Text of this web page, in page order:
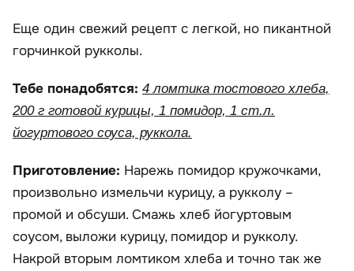
Еще один свежий рецепт с легкой, но пикантной
горчинкой рукколы.
Тебе понадобятся: 4 ломтика тостового хлеба,
200 г готовой курицы, 1 помидор, 1 ст.л.
йогуртового соуса, руккола.
Приготовление: Нарежь помидор кружочками,
произвольно измельчи курицу, а рукколу –
промой и обсуши. Смажь хлеб йогуртовым
соусом, выложи курицу, помидор и рукколу.
Накрой вторым ломтиком хлеба и точно так же